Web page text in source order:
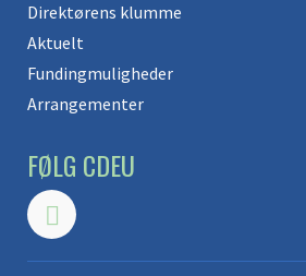
Direktørens klumme
Aktuelt
Fundingmuligheder
Arrangementer
FØLG CDEU